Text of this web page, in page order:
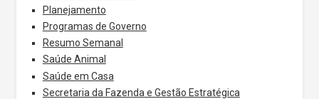
Planejamento
Programas de Governo
Resumo Semanal
Saúde Animal
Saúde em Casa
Secretaria da Fazenda e Gestão Estratégica